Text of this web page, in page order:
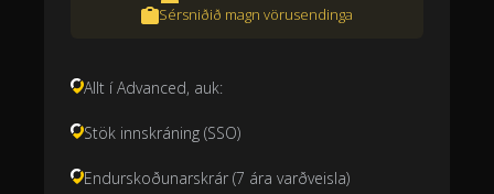
Sérsniðið magn vörusendinga
Allt í Advanced, auk:
Stök innskráning (SSO)
Endurskoðunarskrár (7 ára varðveisla)